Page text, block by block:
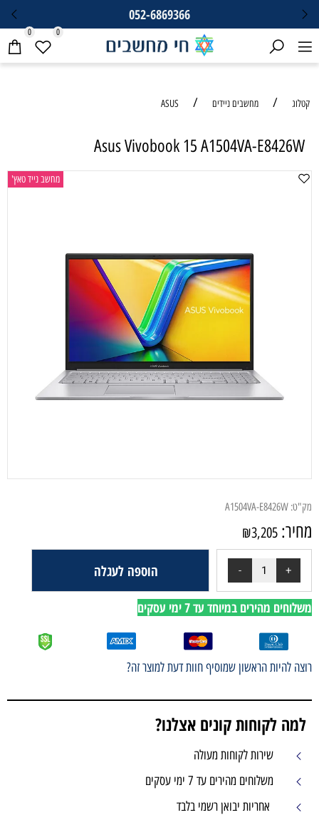
052-6869366
0 0
קטלוג / מחשבים ניידים /
ASUS
Asus Vivobook 15 A1504VA-E8426W
מחשב נייד טאץ'
מק"ט: A1504VA-E8426W
מחיר: ₪3,205
הוספה לעגלה
משלוחים מהירים במיוחד עד 7 ימי עסקים
רוצה להיות הראשון שמוסיף חוות דעת למוצר זה?
למה לקוחות קונים אצלנו?
שירות לקוחות מעולה
משלוחים מהירים עד 7 ימי עסקים
אחריות יבואן רשמי בלבד